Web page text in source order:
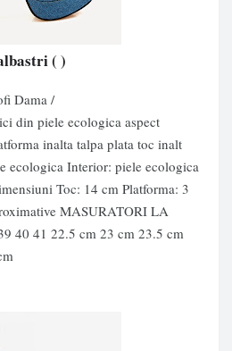
( )
Dama /
din piele ecologica aspect
inalta talpa plata toc inalt
ecologica Interior: piele ecologica
Toc: 14 cm Platforma: 3
MASURATORI LA
40 41 22.5 cm 23 cm 23.5 cm